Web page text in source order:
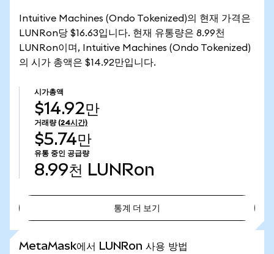
Intuitive Machines (Ondo Tokenized)의 현재 가격은
LUNRon당 $16.63입니다. 현재 유통량은 8.99천
LUNRon이며, Intuitive Machines (Ondo Tokenized)
의 시가 총액은 $14.92만입니다.
시가총액
$14.92만
거래량 (24시간)
$5.74만
유통 중인 공급량
8.99천 LUNRon
통계 더 보기
MetaMask에서 LUNRon 사용 방법